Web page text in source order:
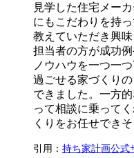
見学した住宅メー
にもこだわりを持
教えていただき興
担当者の方が成功
ノウハウを一つ一
過ごせる家づくり
できました。一方
って相談に乗って
くりをお任せできそ
引用： 持ち家計画公式